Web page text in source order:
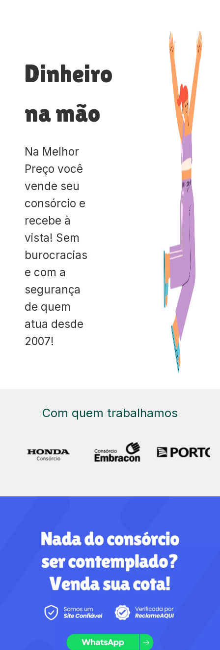
Dinheiro
na mão
Na Melhor
Preço você
vende seu
consórcio e
recebe à
vista! Sem
burocracias
e com a
segurança
de quem
atua desde
2007!
Com quem trabalhamos